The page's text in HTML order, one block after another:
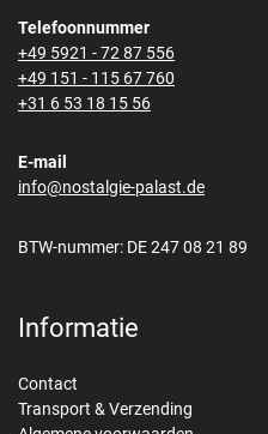
Telefoonnummer
+49 5921 - 72 87 556
+49 151 - 115 67 760
+31 6 53 18 15 56
E-mail
info@nostalgie-palast.de
BTW-nummer: DE 247 08 21 89
Informatie
Contact
Transport & Verzending